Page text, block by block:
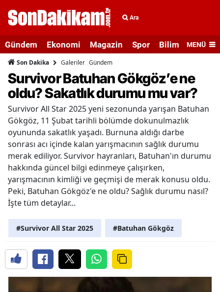
Ara
Gündem Ekonomi Magazin Spor Bilim veMENÜ
Son Dakika Galeriler Gündem
Survivor Batuhan Gökgöz’e ne
oldu? Sakatlık durumu mu var?
Survivor All Star 2025 yeni sezonunda yarışan Batuhan
Gökgöz, 11 Şubat tarihli bölümde dokunulmazlık
oyununda sakatlık yaşadı. Burnuna aldığı darbe
sonrası acı içinde kalan yarışmacının sağlık durumu
merak ediliyor. Survivor hayranları, Batuhan'ın durumu
hakkında güncel bilgi edinmeye çalışırken,
yarışmacının kimliği ve geçmişi de merak konusu oldu.
Peki, Batuhan Gökgöz'e ne oldu? Sağlık durumu nasıl?
İşte tüm detaylar...
#Survivor All Star 2025 #Batuhan Gökgöz